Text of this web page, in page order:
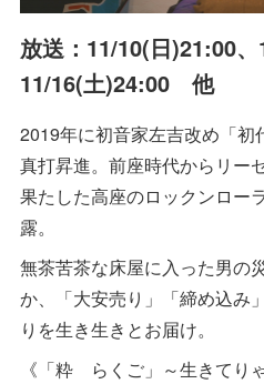
放送：11/10(日)21:00、
11/16(土)24:00 他
2019年に初音家左吉改め「初
真打昇進。前座時代からリー
果たした高座のロックンロー
露。
無茶苦茶な床屋に入った男の
か、「大安売り」「締め込み
りを生き生きとお届け。
《「粋 らくご」～生きてり